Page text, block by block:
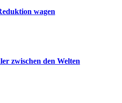
wagen
zwischen den Welten